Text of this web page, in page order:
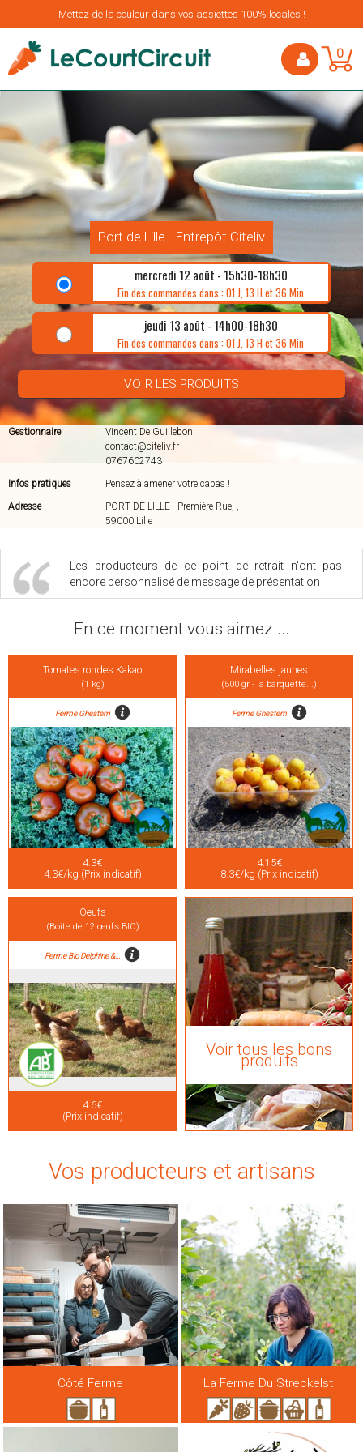
Mettez de la couleur dans vos assiettes 100% locales !
0
Port de Lille - Entrepôt Citeliv
mercredi 12 août - 15h30-18h30
Fin des commandes dans : 01 J, 13 H et 36 Min
jeudi 13 août - 14h00-18h30
Fin des commandes dans : 01 J, 13 H et 36 Min
VOIR LES PRODUITS
Gestionnaire
Vincent De Guillebon
contact@citeliv.fr
0767602743
Infos pratiques
Pensez à amener votre cabas !
Adresse
PORT DE LILLE - Première Rue, ,
59000 Lille
Les producteurs de ce point de retrait n'ont pas
encore personnalisé de message de présentation
En ce moment vous aimez ...
Tomates rondes Kakao
(1 kg)
Ferme Ghestem
4.3€
4.3€/kg (Prix indicatif)
Mirabelles jaunes
(500 gr - la barquette...)
Ferme Ghestem
4.15€
8.3€/kg (Prix indicatif)
Oeufs
(Boite de 12 œufs BIO)
Ferme Bio Delphine &...
4.6€
(Prix indicatif)
Voir tous les bons
produits
Vos producteurs et artisans
Côté Ferme La Ferme Du Streckelst